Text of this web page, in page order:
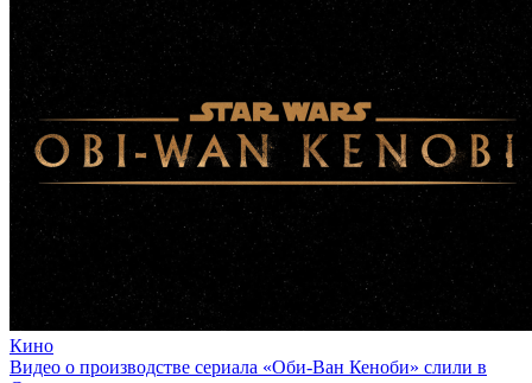
Кино
Видео о производстве сериала «Оби-Ван Кеноби» слили в